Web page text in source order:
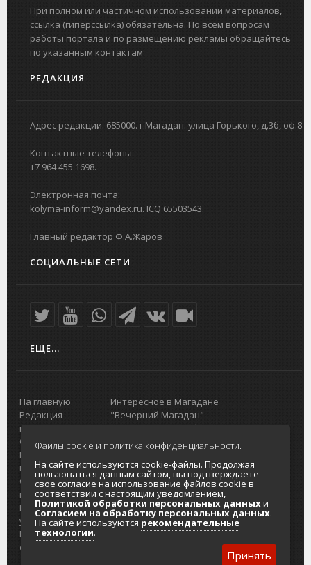
При полном или частичном использовании материалов,
ссылка (гиперссылка) обязательна. По всем вопросам
работы портала и по размещению рекламы обращайтесь
по указанным контактам
РЕДАКЦИЯ
Адрес редакции: 685000. г.Магадан. улица Горького, д.3б, оф.8
Контактные телефоны:
+7 964 455 1698.
Электронная почта:
kolyma-inform@yandex.ru. ICQ 65503543.
Главный редактор Ф.А.Жаров
СОЦИАЛЬНЫЕ СЕТИ
ЕЩЕ...
На главную
Редакция
портала
О проекте
Реклама на
портале
Отзывы и
предложения
Интернет-
услуги
Разработка
сайтов
Интересное в Магадане
"Вечерний Магадан"
Городская доска объявлений
Реклама
Главный туристический портал
Колымы
Политика в отношении обработки
персональных данных
Согласие на обработку персональных
данных
Файлы cookie и политика конфиденциальности.
На сайте используются cookie-файлы. Продолжая
пользоваться данным сайтом, вы подтверждаете
свое согласие на использование файлов cookie в
соответствии с настоящим уведомлением,
Политикой обработки персональных данныхи
Согласием на обработку персональных данных.
На сайте используютсярекомендательные
технологии.
Принять